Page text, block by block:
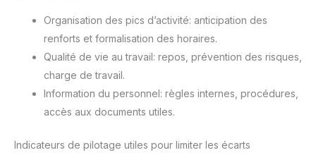
Organisation des pics d’activité: anticipation des
renforts et formalisation des horaires.
Qualité de vie au travail: repos, prévention des risques,
charge de travail.
Information du personnel: règles internes, procédures,
accès aux documents utiles.
Indicateurs de pilotage utiles pour limiter les écarts